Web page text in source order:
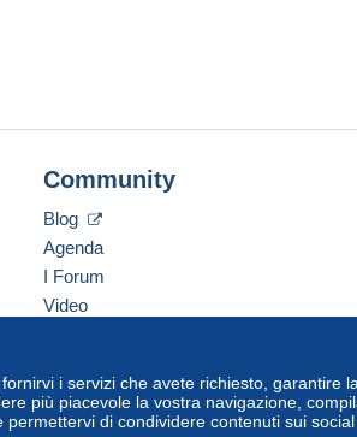
i servizi che avete richiesto, garantire
più piacevole la vostra navigazione,
di condividere contenuti sui social
Community
Blog
Agenda
I Forum
Video
Versione standard